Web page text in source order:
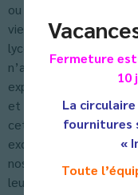
Fermeture
10
La
fournitures
«
Toute
ou excusés pour cause
vie d’étudiant !Autant
lycéens bien pleine,
n’a pas manqué de
exprimant, non sans
et sa satisfaction au
cette année par
exclamée lors de son
nostalgie, elle leur a
leur a rappelé au